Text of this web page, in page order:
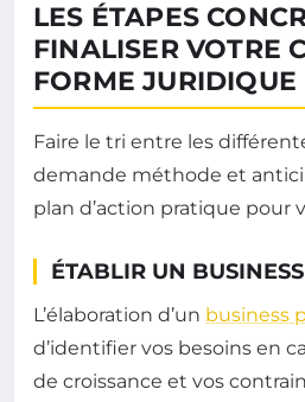
LES ÉTAPES
FINALISER VOTRE
FORME JURIDIQUE
Faire le tri entre les
demande méthode et
plan d’action pratique pour
ÉTABLIR UN
L’élaboration d’un business
d’identifier vos besoins en
de croissance et vos